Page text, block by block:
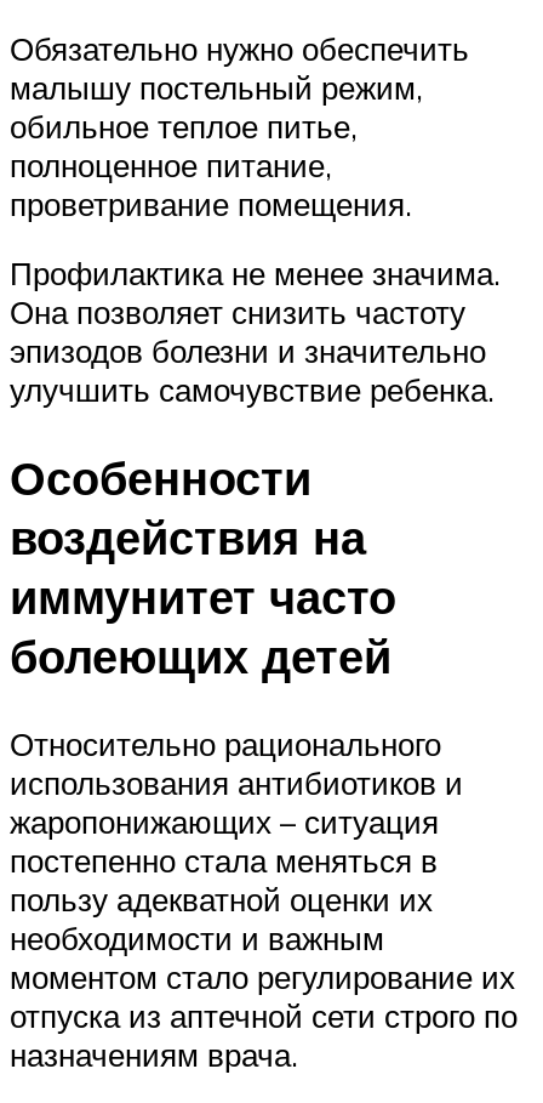
Обязательно нужно обеспечить
малышу постельный режим,
обильное теплое питье,
полноценное питание,
проветривание помещения.
Профилактика не менее значима.
Она позволяет снизить частоту
эпизодов болезни и значительно
улучшить самочувствие ребенка.
Особенности
воздействия на
иммунитет часто
болеющих детей
Относительно рационального
использования антибиотиков и
жаропонижающих – ситуация
постепенно стала меняться в
пользу адекватной оценки их
необходимости и важным
моментом стало регулирование их
отпуска из аптечной сети строго по
назначениям врача.